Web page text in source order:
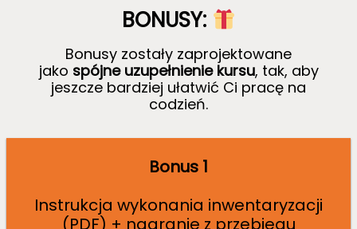
BONUSY:
Bonusy zostały zaprojektowane
jako spójne uzupełnienie kursu, tak, aby
jeszcze bardziej ułatwić Ci pracę na
codzień.
Bonus 1
Instrukcja wykonania inwentaryzacji
(PDF) + nagranie z przebiegu